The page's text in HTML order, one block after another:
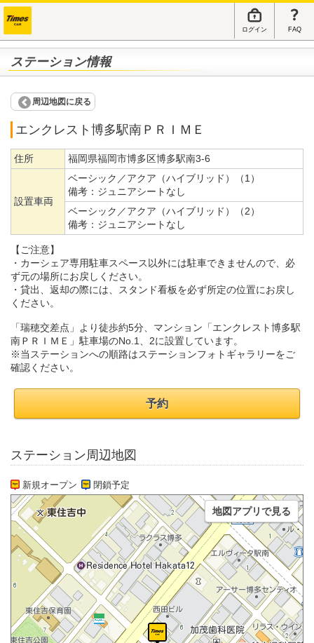
ログイン FAQ
ステーション情報
周辺地図に戻る
エンクレスト博多駅南ＰＲＩＭＥ
住所 福岡県福岡市博多区博多駅南3-6
設置車両
ベーシック／アクア（ハイブリッド）（1）
備考： ジュニアシートなし
ベーシック／アクア（ハイブリッド）（2）
備考： ジュニアシートなし
【ご注意】
・カーシェア専用駐車スペース以外には駐車できませんので、必
ず元の場所にお戻しください。
・貸出、返却の際には、スタンド看板を必ず所定の位置にお戻し
ください。
「瑞穂交差点」より徒歩約5分、マンション「エンクレスト博多駅
南ＰＲＩＭＥ」駐車場のNo.1、2に設置しています。
※当ステーションへの順路はステーションフォトギャラリーをご
確認ください。
予約
ステーション周辺地図
新規オープン 閉鎖予定
地図アプリで見る